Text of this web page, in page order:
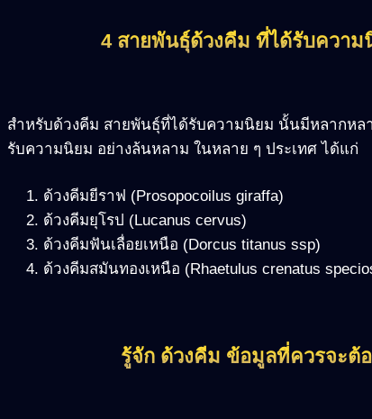
4 สายพันธุ์ด้วงคีม ที่ได้รับความ
สำหรับด้วงคีม สายพันธุ์ที่ได้รับความนิยม นั้นมีหลากห
รับความนิยม อย่างล้นหลาม ในหลาย ๆ ประเทศ ได้แก่
ด้วงคีมยีราฟ (Prosopocoilus giraffa)
ด้วงคีมยุโรป (Lucanus cervus)
ด้วงคีมฟันเลื่อยเหนือ (Dorcus titanus ssp)
ด้วงคีมสมันทองเหนือ (Rhaetulus crenatus
รู้จัก ด้วงคีม ข้อมูลที่ควรจะต้